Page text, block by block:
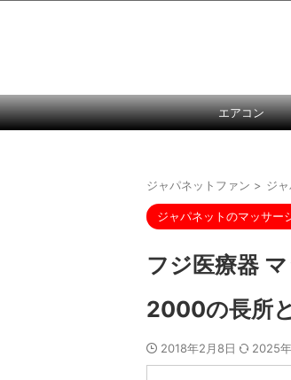
エアコン
ジャパネットファン > ジ
ジャパネットのマッサー
フジ医療器
2000の長所
2018年2月8日 2025